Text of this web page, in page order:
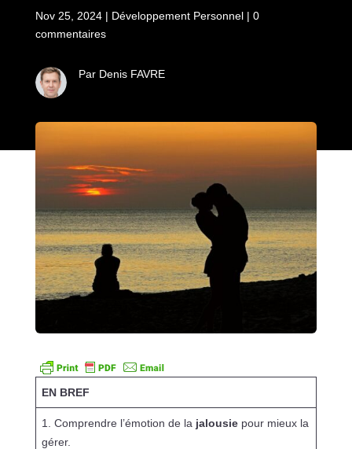
Nov 25, 2024| Développement Personnel| 0
commentaires
Par Denis FAVRE
EN BREF
1. Comprendre l’émotion de la jalousiepour mieux la
gérer.